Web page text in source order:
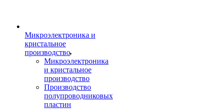
Микроэлектроника и
кристальное
производство
Микроэлектроника
и кристальное
производство
Производство
полупроводниковых
пластин